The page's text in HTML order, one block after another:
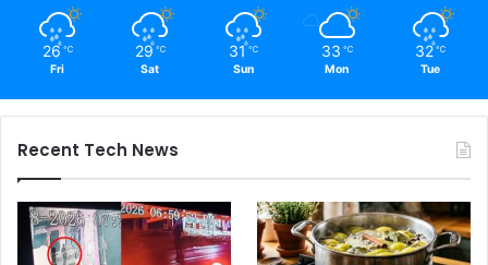
26 ℃
Fri
29 ℃
Sat
31 ℃
Sun
33 ℃
Mon
32 ℃
Tue
Recent Tech News